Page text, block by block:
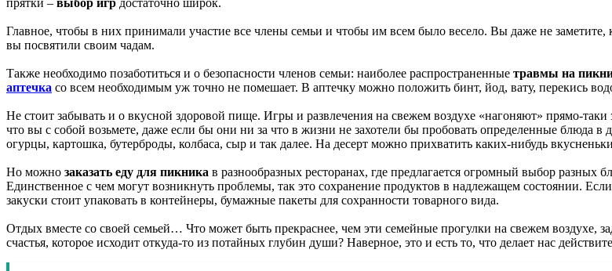
прятки – выбор игр достаточно широк.
Главное, чтобы в них принимали участие все члены семьи и чтобы им всем было весело. Вы даже не заметите,
вы посвятили своим чадам.
Также необходимо позаботиться и о безопасности членов семьи: наиболее распространенные травмы на
аптечка со всем необходимым уж точно не помешает. В аптечку можно положить бинт, йод, вату, перекись
Не стоит забывать и о вкусной здоровой пище. Игры и развлечения на свежем воздухе «нагоняют» прямо-таки
что вы с собой возьмете, даже если бы они ни за что в жизни не захотели бы пробовать определенные
огурцы, картошка, бутерброды, колбаса, сыр и так далее. На десерт можно прихватить каких-нибудь
Но можно заказать еду для пикника в разнообразных ресторанах, где предлагается огромный выбор разных
Единственное с чем могут возникнуть проблемы, так это сохранение продуктов в надлежащем состоянии.
закуски стоит упаковать в контейнеры, бумажные пакеты для сохранности товарного вида.
Отдых вместе со своей семьей… Что может быть прекраснее, чем эти семейные прогулки на свежем воздухе,
счастья, которое исходит откуда-то из потайных глубин души? Наверное, это и есть то, что делает нас